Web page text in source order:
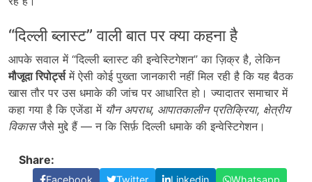
“दिल्ली ब्लास्ट” वाली बात पर क्या कहना है
आपके सवाल में “दिल्ली ब्लास्ट की इन्वेस्टिगेशन” का ज़िक्र है, लेकिन
मौजूदा रिपोर्ट्समें ऐसी कोई पुख्ता जानकारी नहीं मिल रही है कि यह बैठक
खास तौर पर उस धमाके की जांच पर आधारित हो। ज्यादातर समाचार में
कहा गया है कि एजेंडा में यौन अपराध, आपातकालीन प्रतिक्रिया, क्षेत्रीय
विकासजैसे मुद्दे हैं — न कि सिर्फ़ दिल्ली धमाके की इन्वेस्टिगेशन।
Share: